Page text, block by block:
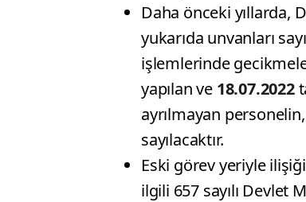
Daha önceki yıllarda,
yukarıda unvanları
işlemlerinde
yapılan ve 18.07.2022
ayrılmayan
sayılacaktır.
Eski görev yeriyle
ilgili 657 sayılı Devlet